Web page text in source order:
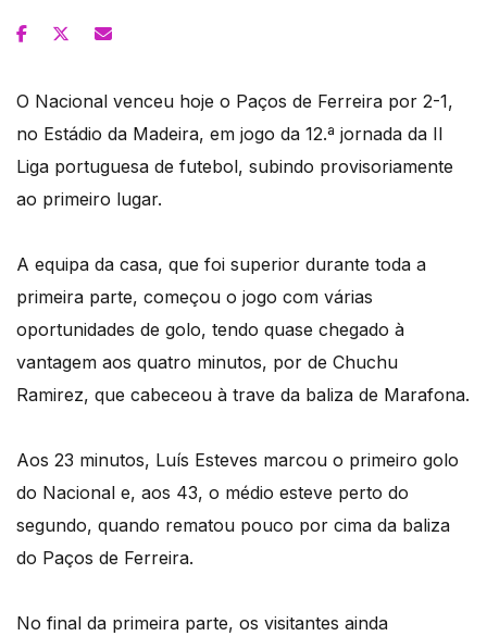
O Nacional venceu hoje o Paços de Ferreira por 2-1,
no Estádio da Madeira, em jogo da 12.ª jornada da II
Liga portuguesa de futebol, subindo provisoriamente
ao primeiro lugar.
A equipa da casa, que foi superior durante toda a
primeira parte, começou o jogo com várias
oportunidades de golo, tendo quase chegado à
vantagem aos quatro minutos, por de Chuchu
Ramirez, que cabeceou à trave da baliza de Marafona.
Aos 23 minutos, Luís Esteves marcou o primeiro golo
do Nacional e, aos 43, o médio esteve perto do
segundo, quando rematou pouco por cima da baliza
do Paços de Ferreira.
No final da primeira parte, os visitantes ainda